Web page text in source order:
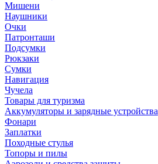
Мишени
Наушники
Очки
Патронташи
Подсумки
Рюкзаки
Сумки
Навигация
Чучела
Товары для туризма
Аккумуляторы и зарядные устройства
Фонари
Заплатки
Походные стулья
Топоры и пилы